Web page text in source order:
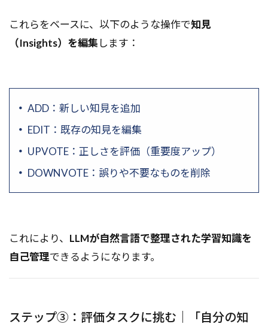
これらをベースに、以下のような操作で知見
（Insights）を編集 します：
ADD：新しい知見を追加
EDIT：既存の知見を編集
UPVOTE：正しさを評価（重要度アップ）
DOWNVOTE：誤りや不要なものを削除
これにより、 LLMが自然言語で整理された学習知識を
自己管理できるようになります。
ステップ③：評価タスクに挑む｜「自分の知